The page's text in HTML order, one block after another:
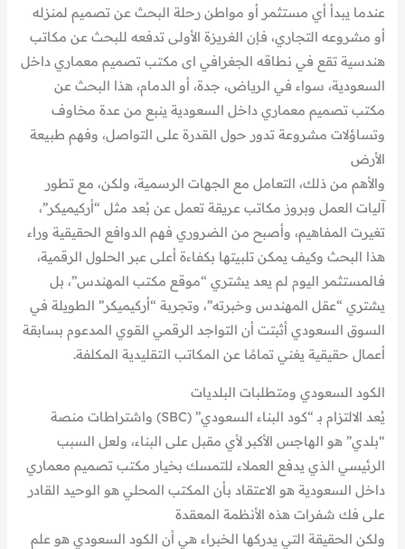
عندما يبدأ أي مستثمر أو مواطن رحلة البحث عن تصميم لمنزله
أو مشروعه التجاري، فإن الغريزة الأولى تدفعه للبحث عن مكاتب
هندسية تقع في نطاقه الجغرافي اى مكتب تصميم معماري داخل
السعودية، سواء في الرياض، جدة، أو الدمام، هذا البحث عن
مكتب تصميم معماري داخل السعودية ينبع من عدة مخاوف
وتساؤلات مشروعة تدور حول القدرة على التواصل، وفهم طبيعة
الأرض
والأهم من ذلك، التعامل مع الجهات الرسمية، ولكن، مع تطور
آليات العمل وبروز مكاتب عريقة تعمل عن بُعد مثل “أركيميكر”،
تغيرت المفاهيم، وأصبح من الضروري فهم الدوافع الحقيقية وراء
هذا البحث وكيف يمكن تلبيتها بكفاءة أعلى عبر الحلول الرقمية،
فالمستثمر اليوم لم يعد يشتري “موقع مكتب المهندس”، بل
يشتري “عقل المهندس وخبرته”، وتجربة “أركيميكر” الطويلة في
السوق السعودي أثبتت أن التواجد الرقمي القوي المدعوم بسابقة
أعمال حقيقية يغني تمامًا عن المكاتب التقليدية المكلفة.
الكود السعودي ومتطلبات البلديات
يُعد الالتزام بـ “كود البناء السعودي” (SBC) واشتراطات منصة
“بلدي” هو الهاجس الأكبر لأي مقبل على البناء، ولعل السبب
الرئيسي الذي يدفع العملاء للتمسك بخيار مكتب تصميم معماري
داخل السعودية هو الاعتقاد بأن المكتب المحلي هو الوحيد القادر
على فك شفرات هذه الأنظمة المعقدة
ولكن الحقيقة التي يدركها الخبراء هي أن الكود السعودي هو علم